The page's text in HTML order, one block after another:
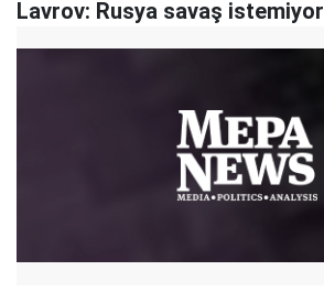
Lavrov: Rusya savaş istemiyor